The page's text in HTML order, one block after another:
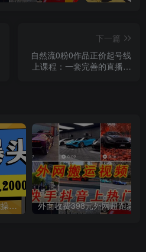
下一篇
自然流0粉0作品正价起号线
上课程：一套完善的直播带
AI起号撸爆头条，小白也能操作，日入2000+